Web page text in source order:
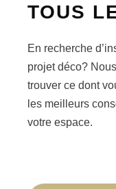
TOUS
En recherche
projet déco?
trouver ce dont
les meilleurs
votre espace.